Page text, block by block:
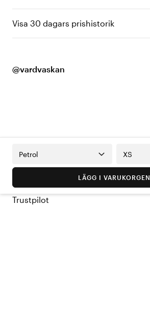
Visa 30 dagars prishistorik
@vardvaskan
Petrol XS
LÄGG I VARUKORGEN
Trustpilot